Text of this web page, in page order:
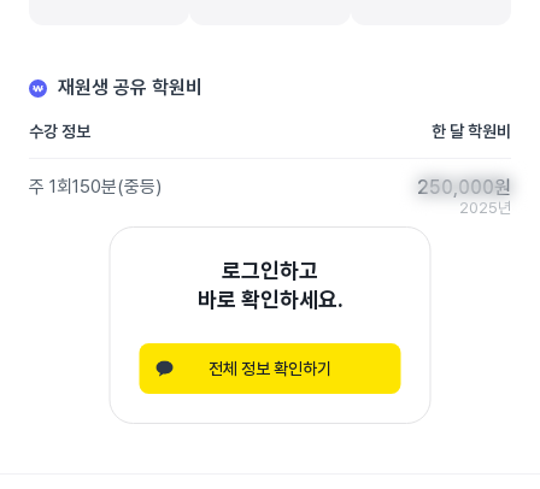
재원생 공유 학원비
수강 정보 한 달 학원비
주 1회150분(중등) 250,000원
250,000원
2025년
로그인하고
바로 확인하세요.
전체 정보 확인하기